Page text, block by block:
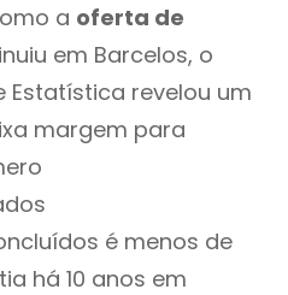
a oferta de
em Barcelos, o
Estatística revelou um
margem para
é menos de
há 10 anos em